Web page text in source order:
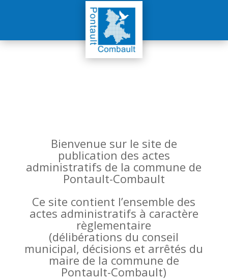
Bienvenue sur le site de
publication des actes
administratifs de la commune de
Pontault-Combault
Ce site contient l’ensemble des
actes administratifs à caractère
règlementaire
(délibérations du conseil
municipal, décisions et arrêtés du
maire de la commune de
Pontault-Combault)